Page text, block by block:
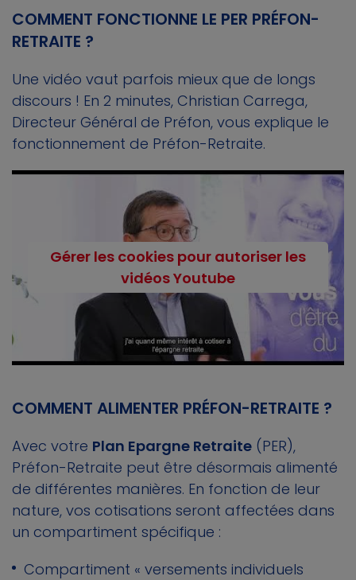
COMMENT FONCTIONNE LE PER PRÉFON-
RETRAITE ?
Une vidéo vaut parfois mieux que de longs
discours ! En 2 minutes, Christian Carrega,
Directeur Général de Préfon, vous explique le
fonctionnement de Préfon-Retraite.
Gérer les cookies pour autoriser les
vidéos Youtube
COMMENT ALIMENTER PRÉFON-RETRAITE ?
Avec votre Plan Epargne Retraite (PER),
Préfon-Retraite peut être désormais alimenté
de différentes manières. En fonction de leur
nature, vos cotisations seront affectées dans
un compartiment spécifique :
Compartiment « versements individuels